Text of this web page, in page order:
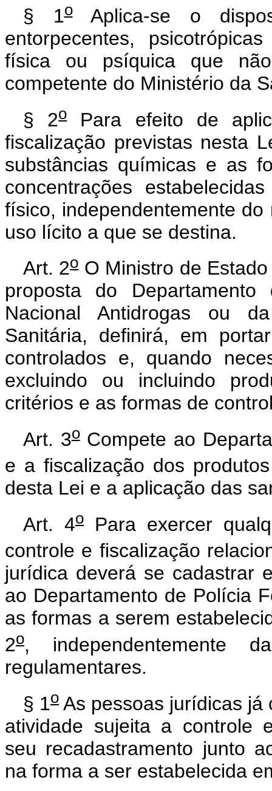
§ 1oAplica-se o
entorpecentes,
física ou psíquica que
competente do Ministério da
§ 2oPara efeito de
fiscalização previstas nesta
substâncias químicas e as
concentrações
físico, independentemente
uso lícito a que se destina.
Art. 2oO Ministro de
proposta do
Nacional Antidrogas ou
Sanitária, definirá, em
controlados e, quando
excluindo ou incluindo
critérios e as formas de
Art. 3oCompete ao
e a fiscalização dos
desta Lei e a aplicação das
Art. 4oPara exercer
controle e fiscalização
jurídica deverá se cadastrar
ao Departamento de Polícia
as formas a serem
2o, independentemente
regulamentares.
§ 1o As pessoas jurídicas já
atividade sujeita a controle
seu recadastramento junto
na forma a ser estabelecida